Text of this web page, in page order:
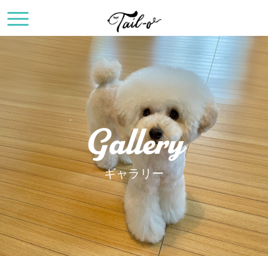
Gallery
ギャラリー